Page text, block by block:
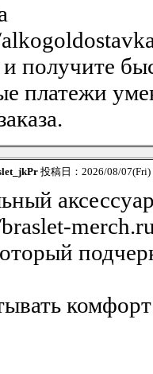
получите
платежи
投稿日：2026/08/